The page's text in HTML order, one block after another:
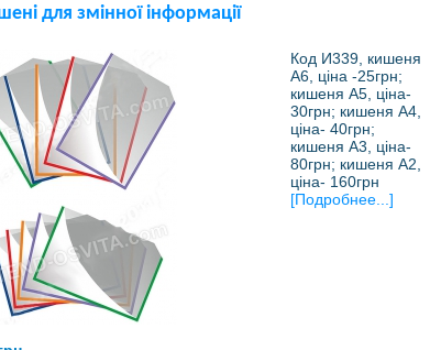
для змінної інформації
Код И339, кишеня
А6, ціна -25грн;
кишеня А5, ціна-
30грн; кишеня А4,
ціна- 40грн;
кишеня А3, ціна-
80грн; кишеня А2,
ціна- 160грн
[Подробнее...]